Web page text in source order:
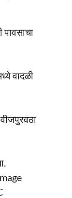
पावसाचा
वादळी